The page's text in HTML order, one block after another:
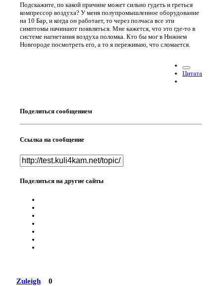
Подскажите, по какой причине может сильно гудеть и греться
компрессор воздуха? У меня полупромышленное оборудование
на 10 Бар, и когда он работает, то через полчаса все эти
симптомы начинают появляться. Мне кажется, что это где-то в
системе нагнетания воздуха поломка. Кто бы мог в Нижнем
Новгороде посмотреть его, а то я переживаю, что сломается.
Цитата
Поделиться сообщением
Ссылка на сообщение
Поделиться на другие сайты
Zuleigh 0